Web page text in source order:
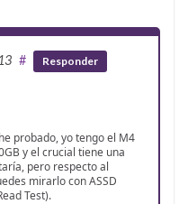
# Responder
probado, yo tengo el M4
y el crucial tiene una
pero respecto al
mirarlo con ASSD
Test).